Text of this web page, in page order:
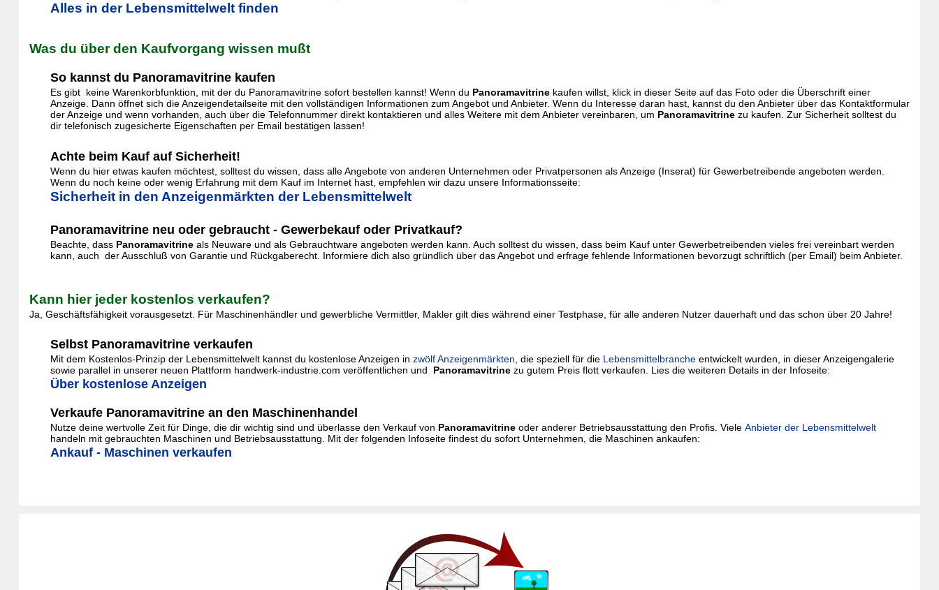
Alles in der Lebensmittelwelt finden
Was du über den Kaufvorgang wissen mußt
So kannst du Panoramavitrine kaufen
Es gibt keine Warenkorbfunktion, mit der du Panoramavitrine sofort bestellen kannst! Wenn du Panoramavitrinekaufen willst, klick in dieser Seite auf das Foto oder die Überschrift einer
Anzeige. Dann öffnet sich die Anzeigendetailseite mit den vollständigen Informationen zum Angebot und Anbieter. Wenn du Interesse daran hast, kannst du den Anbieter über das Kontaktformular
der Anzeige und wenn vorhanden, auch über die Telefonnummer direkt kontaktieren und alles Weitere mit dem Anbieter vereinbaren, um Panoramavitrinezu kaufen. Zur Sicherheit solltest du
dir telefonisch zugesicherte Eigenschaften per Email bestätigen lassen!
Achte beim Kauf auf Sicherheit!
Wenn du hier etwas kaufen möchtest, solltest du wissen, dass alle Angebote von anderen Unternehmen oder Privatpersonen als Anzeige (Inserat) für Gewerbetreibende angeboten werden.
Wenn du noch keine oder wenig Erfahrung mit dem Kauf im Internet hast, empfehlen wir dazu unsere Informationsseite:
Sicherheit in den Anzeigenmärkten der Lebensmittelwelt
Panoramavitrine neu oder gebraucht - Gewerbekauf oder Privatkauf?
Beachte, dass Panoramavitrineals Neuware und als Gebrauchtware angeboten werden kann. Auch solltest du wissen, dass beim Kauf unter Gewerbetreibenden vieles frei vereinbart werden
kann, auch der Ausschluß von Garantie und Rückgaberecht. Informiere dich also gründlich über das Angebot und erfrage fehlende Informationen bevorzugt schriftlich (per Email) beim Anbieter.
Kann hier jeder kostenlos verkaufen?
Ja, Geschäftsfähigkeit vorausgesetzt. Für Maschinenhändler und gewerbliche Vermittler, Makler gilt dies während einer Testphase, für alle anderen Nutzer dauerhaft und das schon über 20 Jahre!
Selbst Panoramavitrine verkaufen
Mit dem Kostenlos-Prinzip der Lebensmittelwelt kannst du kostenlose Anzeigen in zwölf Anzeigenmärkten , die speziell für die Lebensmittelbrancheentwickelt wurden, in dieser Anzeigengalerie
sowie parallel in unserer neuen Plattform handwerk-industrie.com veröffentlichen und Panoramavitrinezu gutem Preis flott verkaufen. Lies die weiteren Details in der Infoseite:
Über kostenlose Anzeigen
Verkaufe Panoramavitrine an den Maschinenhandel
Nutze deine wertvolle Zeit für Dinge, die dir wichtig sind und überlasse den Verkauf von Panoramavitrineoder anderer Betriebsausstattung den Profis. Viele Anbieter der Lebensmittelwelt
handeln mit gebrauchten Maschinen und Betriebsausstattung. Mit der folgenden Infoseite findest du sofort Unternehmen, die Maschinen ankaufen:
Ankauf - Maschinen verkaufen